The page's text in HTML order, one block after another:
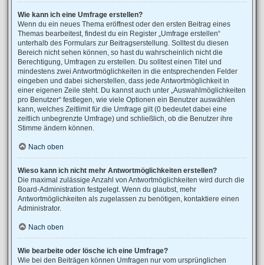
Wie kann ich eine Umfrage erstellen?
Wenn du ein neues Thema eröffnest oder den ersten Beitrag eines
Themas bearbeitest, findest du ein Register „Umfrage erstellen“
unterhalb des Formulars zur Beitragserstellung. Solltest du diesen
Bereich nicht sehen können, so hast du wahrscheinlich nicht die
Berechtigung, Umfragen zu erstellen. Du solltest einen Titel und
mindestens zwei Antwortmöglichkeiten in die entsprechenden Felder
eingeben und dabei sicherstellen, dass jede Antwortmöglichkeit in
einer eigenen Zeile steht. Du kannst auch unter „Auswahlmöglichkeiten
pro Benutzer“ festlegen, wie viele Optionen ein Benutzer auswählen
kann, welches Zeitlimit für die Umfrage gilt (0 bedeutet dabei eine
zeitlich unbegrenzte Umfrage) und schließlich, ob die Benutzer ihre
Stimme ändern können.
Nach oben
Wieso kann ich nicht mehr Antwortmöglichkeiten erstellen?
Die maximal zulässige Anzahl von Antwortmöglichkeiten wird durch die
Board-Administration festgelegt. Wenn du glaubst, mehr
Antwortmöglichkeiten als zugelassen zu benötigen, kontaktiere einen
Administrator.
Nach oben
Wie bearbeite oder lösche ich eine Umfrage?
Wie bei den Beiträgen können Umfragen nur vom ursprünglichen